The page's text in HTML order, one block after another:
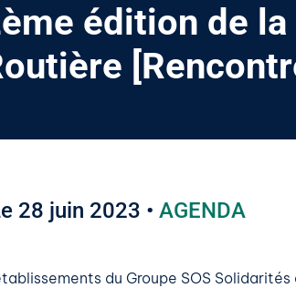
édition de
28 juin 2023 • AGENDA
du Groupe SOS